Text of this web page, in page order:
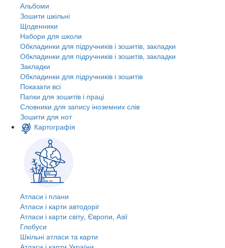
Альбоми
Зошити шкільні
Щоденники
Набори для школи
Обкладинки для підручників і зошитів, закладки
Обкладинки для підручників і зошитів, закладки
Закладки
Обкладинки для підручників і зошитів
Показати всі
Папки для зошитів і праці
Словники для запису іноземних слів
Зошити для нот
Картографія
Атласи і плани
Атласи і карти автодоріг
Атласи і карти світу, Європи, Азії
Глобуси
Шкільні атласи та карти